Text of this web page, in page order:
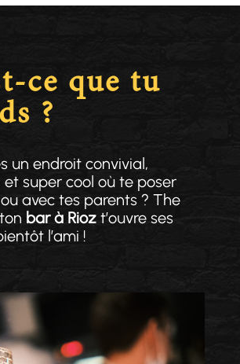
ce que tu
?
un endroit convivial,
super cool où te poser
avec tes parents ? The
bar à Riozt’ouvre ses
l’ami !